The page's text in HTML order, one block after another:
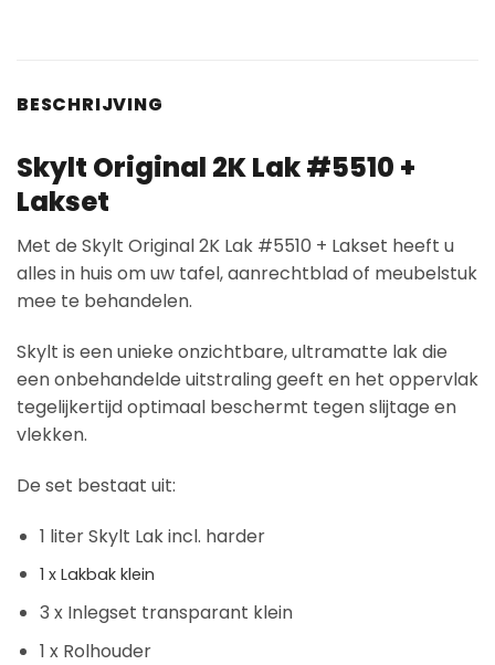
BESCHRIJVING
Skylt Original 2K Lak #5510 +
Lakset
Met de Skylt Original 2K Lak #5510 + Lakset heeft u
alles in huis om uw tafel, aanrechtblad of meubelstuk
mee te behandelen.
Skylt is een unieke onzichtbare, ultramatte lak die
een onbehandelde uitstraling geeft en het oppervlak
tegelijkertijd optimaal beschermt tegen slijtage en
vlekken.
De set bestaat uit:
1 liter Skylt Lak incl. harder
1 x Lakbak klein
3 x Inlegset transparant klein
1 x Rolhouder